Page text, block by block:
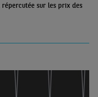
répercutée sur les prix des